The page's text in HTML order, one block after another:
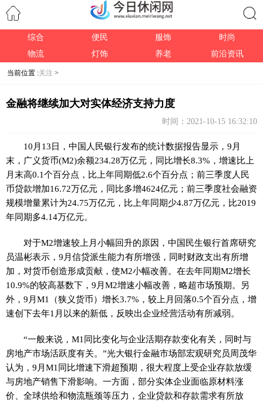
综合 便民 服饰
时尚
物流
灯饰 养老 前沿资讯
当前位置 :关注 >
金融将继续加大对实体经济支持力度
时间：2021-10-15 16:32:10
10月13日，中国人民银行发布的统计数据报告显示，9月
末，广义货币(M2)余额234.28万亿元，同比增长8.3%，增速比上
月末高0.1个百分点，比上年同期低2.6个百分点；前三季度人民
币贷款增加16.72万亿元，同比多增4624亿元；前三季度社会融资
规模增量累计为24.75万亿元，比上年同期少4.87万亿元，比2019
年同期多4.14万亿元。
对于M2增速较上月小幅回升的原因，中国民生银行首席研究
员温彬表示，9月信贷派生能力有所增强，同时财政支出有所增
加，对货币创造形成贡献，使M2小幅改善。在去年同期M2增长
10.9%的较高基数下，9月M2增速小幅改善，略超市场预期。另
外，9月M1（狭义货币）增长3.7%，较上月回落0.5个百分点，增
速创下去年1月以来的新低，反映出企业经营活动有所减弱。
“一般来说，M1同比变化与企业活期存款变化有关，同时与
房地产市场活跃度有关。”光大银行金融市场部宏观研究员周茂华
认为，9月M1同比增速下滑超预期，很大程度上受企业存款放缓
与房地产销售下滑影响。一方面，部分实体企业面临原材料涨
价、全球供给和物流瓶颈等压力，企业贷款和存款需求有所放